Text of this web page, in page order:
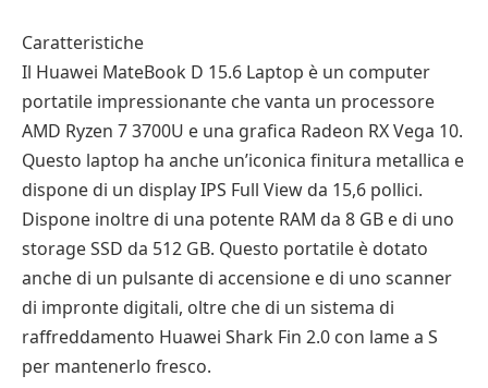
Caratteristiche
Il Huawei MateBook D 15.6 Laptop è un computer
portatile impressionante che vanta un processore
AMD Ryzen 7 3700U e una grafica Radeon RX Vega 10.
Questo laptop ha anche un’iconica finitura metallica e
dispone di un display IPS Full View da 15,6 pollici.
Dispone inoltre di una potente RAM da 8 GB e di uno
storage SSD da 512 GB. Questo portatile è dotato
anche di un pulsante di accensione e di uno scanner
di impronte digitali, oltre che di un sistema di
raffreddamento Huawei Shark Fin 2.0 con lame a S
per mantenerlo fresco.